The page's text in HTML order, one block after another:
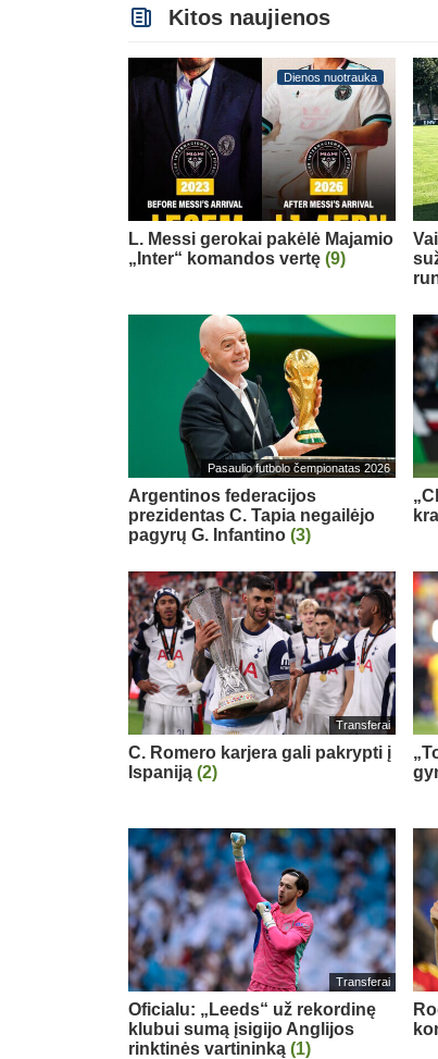
Kitos naujienos
Dienos nuotrauka
L. Messi gerokai pakėlė Majamio
„Inter“ komandos vertę (9)
Pasaulio futbolo čempionatas 2026
Argentinos federacijos
prezidentas C. Tapia negailėjo
pagyrų G. Infantino (3)
Transferai
C. Romero karjera gali pakrypti į
Ispaniją (2)
Transferai
Oficialu: „Leeds“ už rekordinę
klubui sumą įsigijo Anglijos
rinktinės vartininką (1)